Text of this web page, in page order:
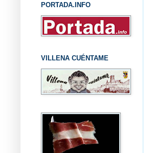
PORTADA.INFO
VILLENA CUÉNTAME